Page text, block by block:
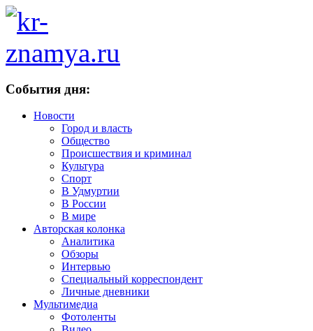
События дня:
Новости
Город и власть
Общество
Происшествия и криминал
Культура
Спорт
В Удмуртии
В России
В мире
Авторская колонка
Аналитика
Обзоры
Интервью
Специальный корреспондент
Личные дневники
Мультимедиа
Фотоленты